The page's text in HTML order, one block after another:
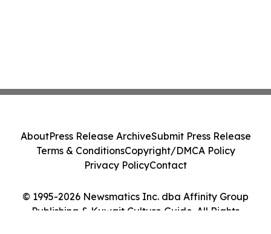
© 1995-2026 Newsmatics Inc. dba Affinity Group
Publishing & Kuwait Culture Guide. All Rights
AboutPress Release ArchiveSubmit Press Release
Terms & ConditionsCopyright/DMCA Policy
Privacy PolicyContact